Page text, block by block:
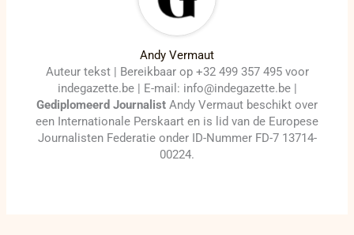
Andy Vermaut
Auteur tekst | Bereikbaar op +32 499 357 495 voor
indegazette.be | E-mail: info@indegazette.be |
Gediplomeerd Journalist Andy Vermaut beschikt over
een Internationale Perskaart en is lid van de Europese
Journalisten Federatie onder ID-Nummer FD-7 13714-
00224.